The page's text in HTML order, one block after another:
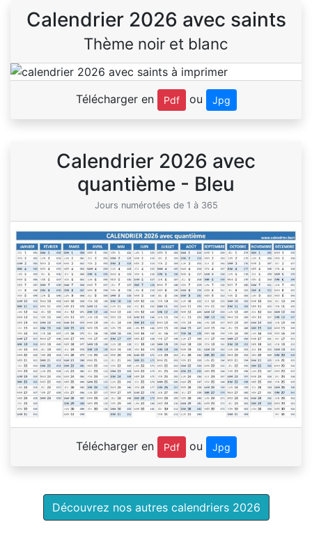
Calendrier 2026 avec saints
Thème noir et blanc
Télécharger en Pdf ou Jpg
Calendrier 2026 avec
quantième - Bleu
Jours numérotées de 1 à 365
Télécharger en Pdf ou Jpg
Découvrez nos autres calendriers 2026